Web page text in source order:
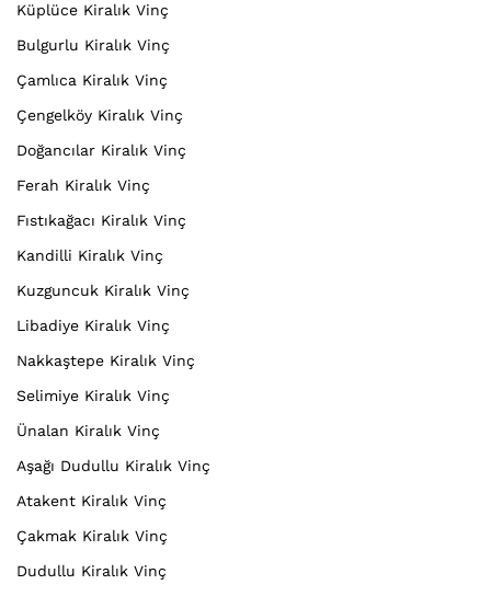
Küplüce Kiralık Vinç
Bulgurlu Kiralık Vinç
Çamlıca Kiralık Vinç
Çengelköy Kiralık Vinç
Doğancılar Kiralık Vinç
Ferah Kiralık Vinç
Fıstıkağacı Kiralık Vinç
Kandilli Kiralık Vinç
Kuzguncuk Kiralık Vinç
Libadiye Kiralık Vinç
Nakkaştepe Kiralık Vinç
Selimiye Kiralık Vinç
Ünalan Kiralık Vinç
Aşağı Dudullu Kiralık Vinç
Atakent Kiralık Vinç
Çakmak Kiralık Vinç
Dudullu Kiralık Vinç